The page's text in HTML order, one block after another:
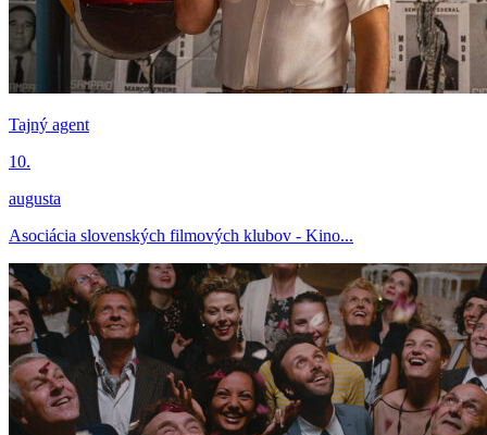
Tajný agent
10.
augusta
Asociácia slovenských filmových klubov - Kino...